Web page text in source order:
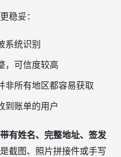
稳妥：
系统识别
，可信度较高
非所有地区都容易获取
到账单的用户
带有姓名、完整地址、签发
截图、照片拼接件或手写